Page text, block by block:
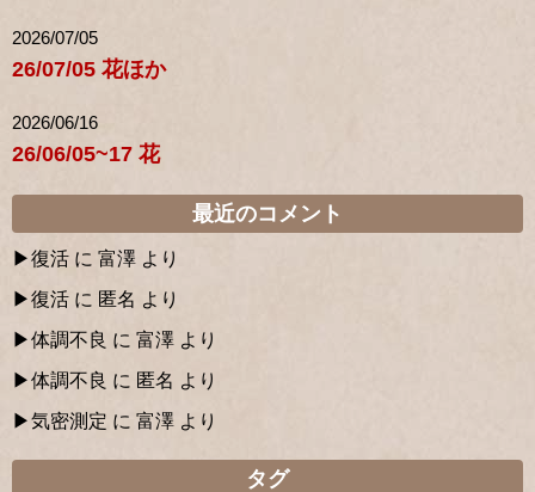
2026/07/05
26/07/05 花ほか
2026/06/16
26/06/05~17 花
最近のコメント
復活 に 富澤 より
復活 に 匿名 より
体調不良 に 富澤 より
体調不良 に 匿名 より
気密測定 に 富澤 より
タグ